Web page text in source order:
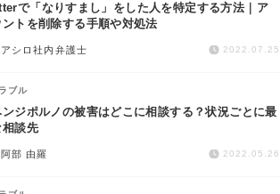
で「なりすまし」をした人を特定する方法｜ア
ントを削除する手順や対処法
アシロ社内弁護士 2022.07.25
ブル
ンジポルノの被害はどこに相談する？状況ごとに最
相談先
阿部 由羅 2022.05.26